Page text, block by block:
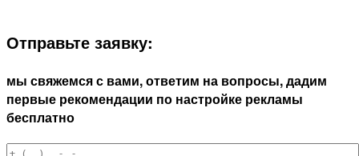
Отправьте заявку:
мы свяжемся с вами, ответим на вопросы, дадим
первые рекомендации по настройке рекламы
бесплатно